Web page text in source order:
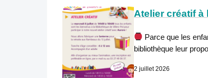
Atelier créatif
Parce que les
bibliothèque leur
2 juillet 2026